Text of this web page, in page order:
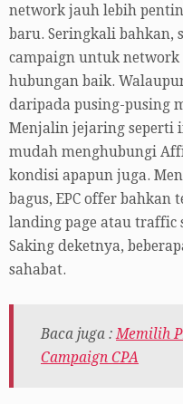
network jauh lebih
baru. Seringkali
campaign untuk
hubungan baik.
daripada pusing-pusing
Menjalin jejaring seperti
mudah menghubungi
kondisi apapun juga.
bagus, EPC offer
landing page atau traffic
Saking deketnya,
sahabat.
Baca juga :Memilih
Campaign CPA